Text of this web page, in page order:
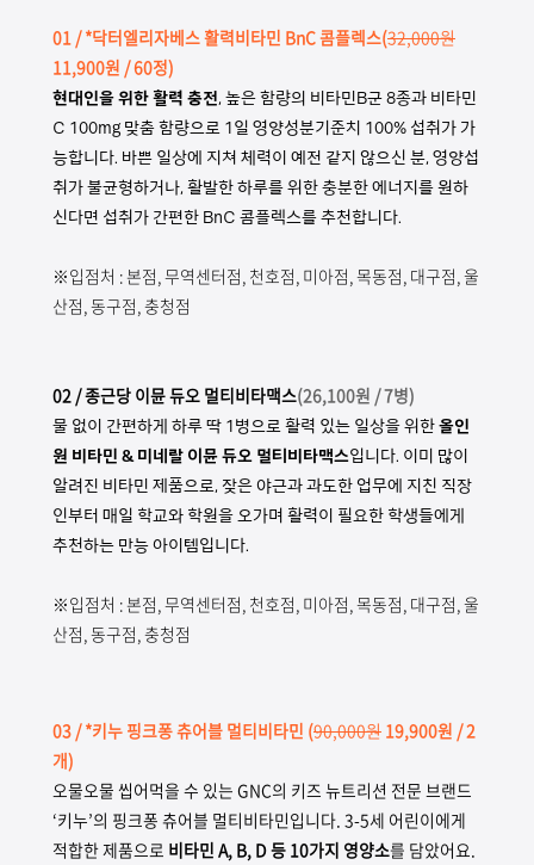
01 / *닥터엘리자베스 활력비타민 BnC 콤플렉스(32,000원
11,900원 / 60정)
현대인을 위한 활력 충전, 높은 함량의 비타민B군 8종과 비타민
C 100mg 맞춤 함량으로 1일 영양성분기준치 100% 섭취가 가
능합니다. 바쁜 일상에 지쳐 체력이 예전 같지 않으신 분, 영양섭
취가 불균형하거나, 활발한 하루를 위한 충분한 에너지를 원하
신다면 섭취가 간편한 BnC 콤플렉스를 추천합니다.
※입점처 : 본점, 무역센터점, 천호점, 미아점, 목동점, 대구점, 울
산점, 동구점, 충청점
02 / 종근당 이뮨 듀오 멀티비타맥스(26,100원 / 7병)
물 없이 간편하게 하루 딱 1병으로 활력 있는 일상을 위한올인
원 비타민 & 미네랄 이뮨 듀오 멀티비타맥스입니다. 이미 많이
알려진 비타민 제품으로, 잦은 야근과 과도한 업무에 지친 직장
인부터 매일 학교와 학원을 오가며 활력이 필요한 학생들에게
추천하는 만능 아이템입니다.
※입점처 : 본점, 무역센터점, 천호점, 미아점, 목동점, 대구점, 울
산점, 동구점, 충청점
03 / *키누 핑크퐁 츄어블 멀티비타민 (90,000원 19,900원 / 2
개)
오물오물 씹어먹을 수 있는 GNC의 키즈 뉴트리션 전문 브랜드
‘키누’의 핑크퐁 츄어블 멀티비타민입니다. 3-5세 어린이에게
적합한 제품으로 비타민 A, B, D 등 10가지 영양소를 담았어요.